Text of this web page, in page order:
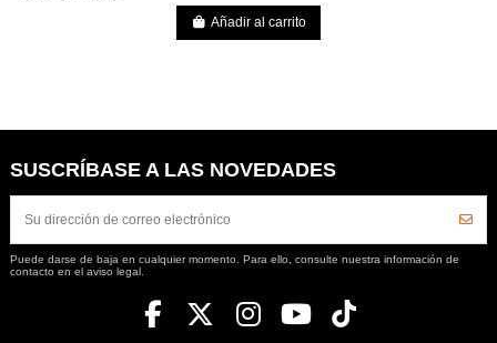
Añadir al carrito
SUSCRÍBASE A LAS NOVEDADES
Puede darse de baja en cualquier momento. Para ello, consulte nuestra información de
contacto en el aviso legal.